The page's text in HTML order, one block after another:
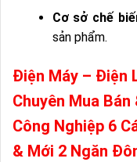
Cơ sở chế
sản phẩm.
Điện Máy – Điện
Chuyên Mua
Công Nghiệp 6
& Mới 2 Ngăn